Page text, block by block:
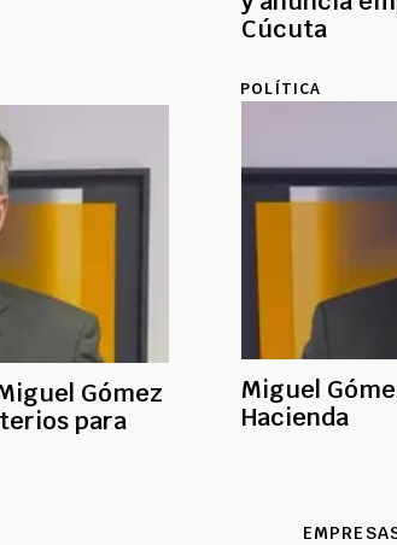
Cúcuta
Gómez
para
POLÍTICA
Miguel
Hacienda